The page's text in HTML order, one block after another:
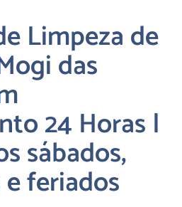
Limpeza de
das
24 Horas |
sábados,
feriados